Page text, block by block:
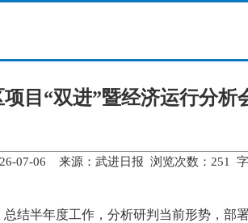
项目“双进”暨经济运行分析
07-06 来源：武进日报 浏览次数： 251
结半年度工作，分析研判当前形势，